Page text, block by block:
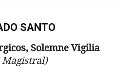
SANTO
Solemne Vigilia
Magistral)